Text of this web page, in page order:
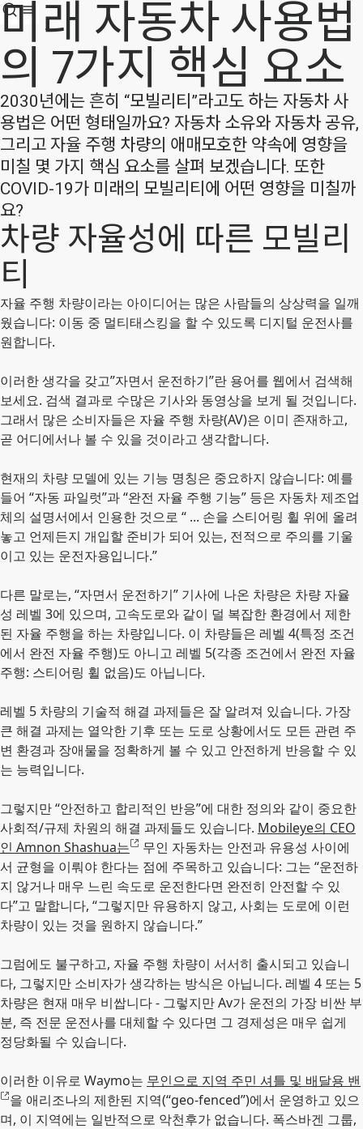
미래 자동차 사용법
의 7가지 핵심 요소
2030년에는 흔히 “모빌리티”라고도 하는 자동차 사
용법은 어떤 형태일까요? 자동차 소유와 자동차 공유,
그리고 자율 주행 차량의 애매모호한 약속에 영향을
미칠 몇 가지 핵심 요소를 살펴 보겠습니다. 또한
COVID-19가 미래의 모빌리티에 어떤 영향을 미칠까
요?
차량 자율성에 따른 모빌리
티
자율 주행 차량이라는 아이디어는 많은 사람들의 상상력을 일깨
웠습니다: 이동 중 멀티태스킹을 할 수 있도록 디지털 운전사를
원합니다.
이러한 생각을 갖고”자면서 운전하기”란 용어를 웹에서 검색해
보세요. 검색 결과로 수많은 기사와 동영상을 보게 될 것입니다.
그래서 많은 소비자들은 자율 주행 차량(AV)은 이미 존재하고,
곧 어디에서나 볼 수 있을 것이라고 생각합니다.
현재의 차량 모델에 있는 기능 명칭은 중요하지 않습니다: 예를
들어 “자동 파일럿”과 “완전 자율 주행 기능” 등은 자동차 제조업
체의 설명서에서 인용한 것으로 “ ... 손을 스티어링 휠 위에 올려
놓고 언제든지 개입할 준비가 되어 있는, 전적으로 주의를 기울
이고 있는 운전자용입니다.”
다른 말로는, “자면서 운전하기” 기사에 나온 차량은 차량 자율
성 레벨 3에 있으며, 고속도로와 같이 덜 복잡한 환경에서 제한
된 자율 주행을 하는 차량입니다. 이 차량들은 레벨 4(특정 조건
에서 완전 자율 주행)도 아니고 레벨 5(각종 조건에서 완전 자율
주행: 스티어링 휠 없음)도 아닙니다.
레벨 5 차량의 기술적 해결 과제들은 잘 알려져 있습니다. 가장
큰 해결 과제는 열악한 기후 또는 도로 상황에서도 모든 관련 주
변 환경과 장애물을 정확하게 볼 수 있고 안전하게 반응할 수 있
는 능력입니다.
그렇지만 “안전하고 합리적인 반응”에 대한 정의와 같이 중요한
사회적/규제 차원의 해결 과제들도 있습니다. Mobileye의 CEO
인 Amnon Shashua는
무인 자동차는 안전과 유용성 사이에
서 균형을 이뤄야 한다는 점에 주목하고 있습니다: 그는 “운전하
지 않거나 매우 느린 속도로 운전한다면 완전히 안전할 수 있
다”고 말합니다, “그렇지만 유용하지 않고, 사회는 도로에 이런
차량이 있는 것을 원하지 않습니다.”
그럼에도 불구하고, 자율 주행 차량이 서서히 출시되고 있습니
다, 그렇지만 소비자가 생각하는 방식은 아닙니다. 레벨 4 또는 5
차량은 현재 매우 비쌉니다 - 그렇지만 Av가 운전의 가장 비싼 부
분, 즉 전문 운전사를 대체할 수 있다면 그 경제성은 매우 쉽게
정당화될 수 있습니다.
이러한 이유로 Waymo는 무인으로 지역 주민 셔틀 및 배달용 밴
을 애리조나의 제한된 지역(“geo-fenced”)에서 운영하고 있으
며, 이 지역에는 일반적으로 악천후가 없습니다. 폭스바겐 그룹,